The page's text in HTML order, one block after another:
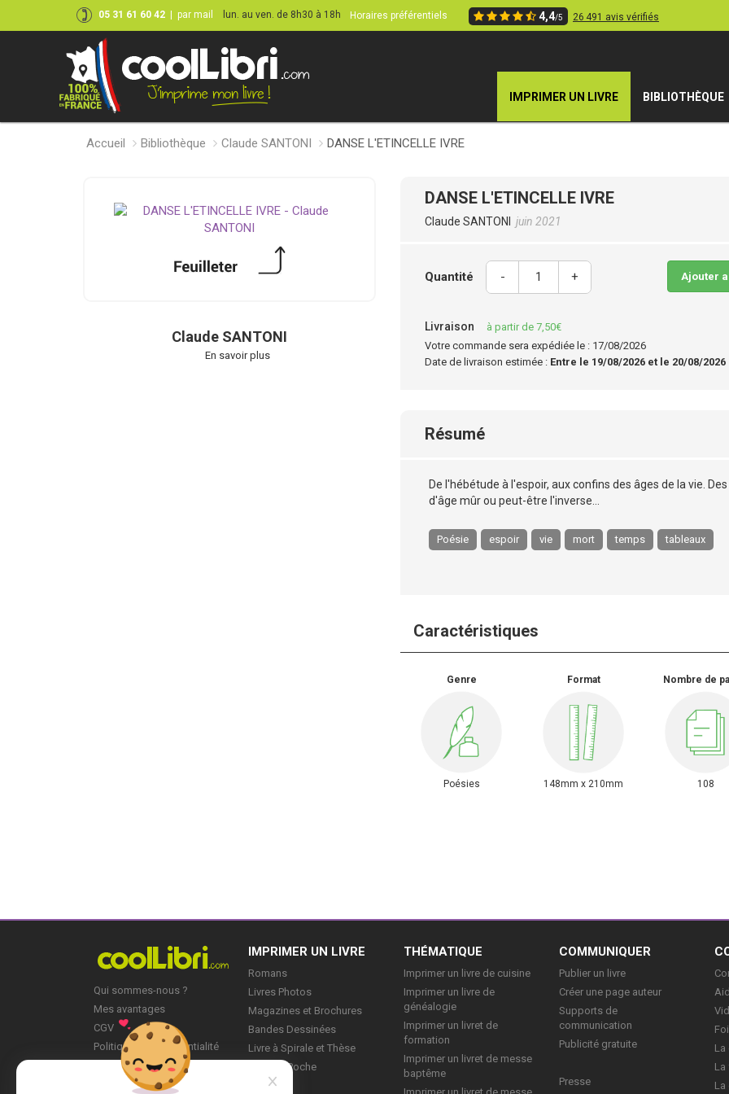
05 31 61 60 42 par mail lun. au ven. de 8h30 à 18h Horaires préférentiels 4,4/5 26 491 avis vérifiés
IMPRIMER UN LIVRE BIBLIOTHÈQUE
Accueil Bibliothèque Claude SANTONI DANSE L'ETINCELLE IVRE
Claude SANTONI
En savoir plus
DANSE L'ETINCELLE IVRE
Claude SANTONI juin 2021
Quantité - + Ajouter
Livraison
à partir de 7,50€
Votre commande sera expédiée le : 17/08/2026
Date de livraison estimée : Entre le 19/08/2026 et le 20/08/2026
Résumé
De l'hébétude à l'espoir, aux confins des âges de la vie.
d'âge mûr ou peut-être l'inverse...
Poésie espoir vie mort temps tableaux
Caractéristiques
Genre
Poésies
Format
148mm x 210mm
Nombre de
108
Qui sommes-nous ?
Mes avantages
CGV
Politique de Confidentialité
Mes Projets
IMPRIMER UN LIVRE
Romans
Livres Photos
Magazines et Brochures
Bandes Dessinées
Livre à Spirale et Thèse
Livre de Poche
THÉMATIQUE
Imprimer un livre de cuisine
Imprimer un livre de
généalogie
Imprimer un livret de
formation
Imprimer un livret de messe
baptême
COMMUNIQUER
Publier un livre
Créer une page auteur
Supports de
communication
Publicité gratuite
Presse
La
La